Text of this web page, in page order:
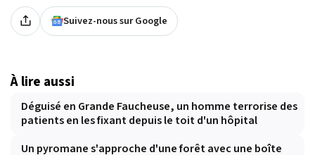
Suivez-nous sur Google
À lire aussi
Déguisé en Grande Faucheuse, un homme terrorise des
patients en les fixant depuis le toit d'un hôpital
Un pyromane s'approche d'une forêt avec une boîte